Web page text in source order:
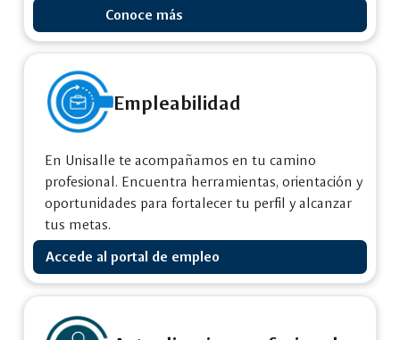
Conoce más
Empleabilidad
En Unisalle te acompañamos en tu camino
profesional. Encuentra herramientas, orientación y
oportunidades para fortalecer tu perfil y alcanzar
tus metas.
Accede al portal de empleo